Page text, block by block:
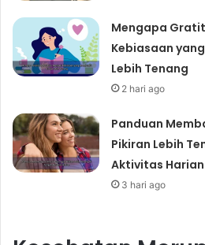
Mengapa
Kebiasaan
Lebih Tenang
2 hari ago
Panduan
Pikiran Lebih
Aktivitas Harian
3 hari ago